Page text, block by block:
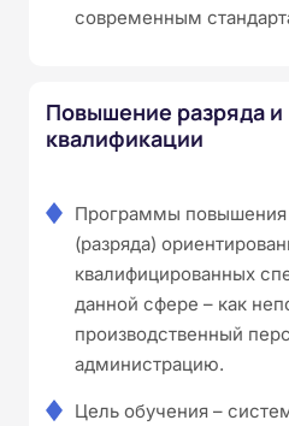
современным
Повышение разряда и
квалификации
Программы повышения
(разряда)
квалифицированных
данной сфере – как
производственный
администрацию.
Цель обучения –